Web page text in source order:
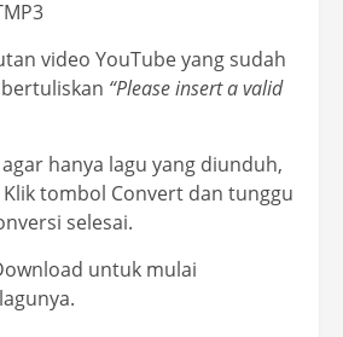
video YouTube yang sudah
“Please insert a valid
hanya lagu yang diunduh,
tombol Convert dan tunggu
selesai.
untuk mulai